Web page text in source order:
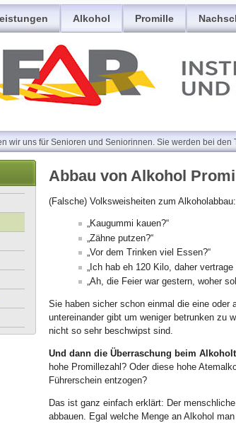
Alkohol Promille
wir uns für Senioren und Seniorinnen. Sie werden bei den
Abbau von Alkohol
(Falsche) Volksweisheiten zum Alkoholabbau:
„Kaugummi kauen?“
„Zähne putzen?“
„Vor dem Trinken viel Essen?“
„Ich hab eh 120 Kilo, daher vertrage
„Ah, die Feier war gestern, woher
Sie haben sicher schon einmal die eine oder
untereinander gibt um weniger betrunken zu
nicht so sehr beschwipst sind.
Und dann die Überraschung beim
hohe Promillezahl? Oder diese hohe
Führerschein entzogen?
Das ist ganz einfach erklärt: Der
abbauen. Egal welche Menge an Alkohol